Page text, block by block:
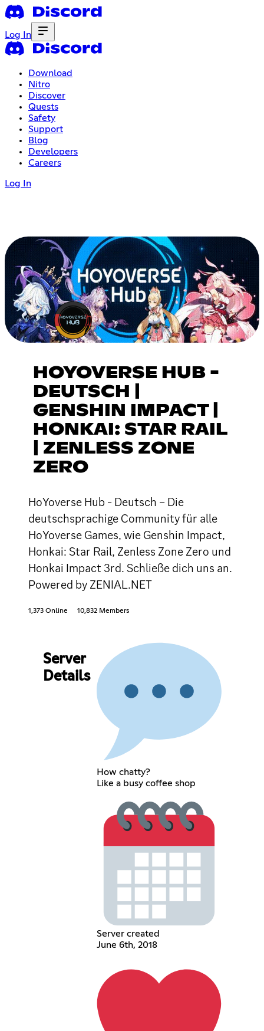
Log In
Download
Nitro
Discover
Quests
Safety
Support
Blog
Developers
Careers
Log In
HOYOVERSE HUB -
DEUTSCH |
GENSHIN IMPACT |
HONKAI: STAR RAIL
| ZENLESS ZONE
ZERO
HoYoverse Hub - Deutsch – Die
deutschsprachige Community für alle
HoYoverse Games, wie Genshin Impact,
Honkai: Star Rail, Zenless Zone Zero und
Honkai Impact 3rd. Schließe dich uns an.
Powered by ZENIAL.NET
1,373 Online 10,832 Members
Server
Details
How chatty?
Like a busy coffee shop
Server created
June 6th, 2018